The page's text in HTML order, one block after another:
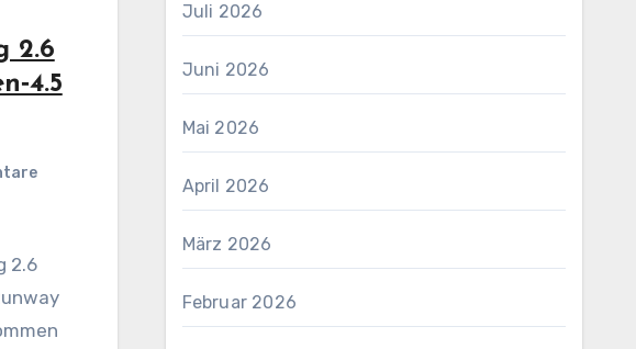
2.6
2.6
Juli 2026
Juni 2026
Mai 2026
April 2026
März 2026
Februar 2026